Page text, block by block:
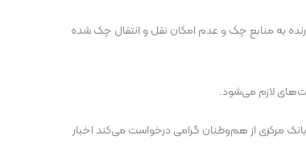
به منابع چک و عدم امکان نقل و انتقال چک شده
لازم می‌شود.
مرکزی از هم‌وطنان گرامی درخواست می‌کند اخبار